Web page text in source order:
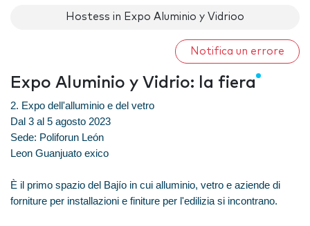
Hostess in Expo Aluminio y Vidrioo
Notifica un errore
Expo Aluminio y Vidrio: la fiera
2. Expo dell'alluminio e del vetro
Dal 3 al 5 agosto 2023
Sede: Poliforun León
Leon Guanjuato exico
È il primo spazio del Bajío in cui alluminio, vetro e aziende di
forniture per installazioni e finiture per l'edilizia si incontrano.